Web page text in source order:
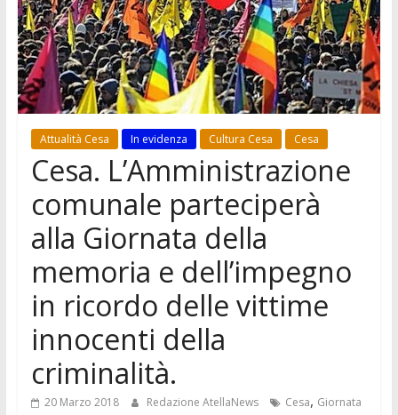
Attualità Cesa In evidenza Cultura Cesa Cesa
Cesa. L’Amministrazione
comunale parteciperà
alla Giornata della
memoria e dell’impegno
in ricordo delle vittime
innocenti della
criminalità.
20 Marzo 2018 Redazione AtellaNews Cesa, Giornata